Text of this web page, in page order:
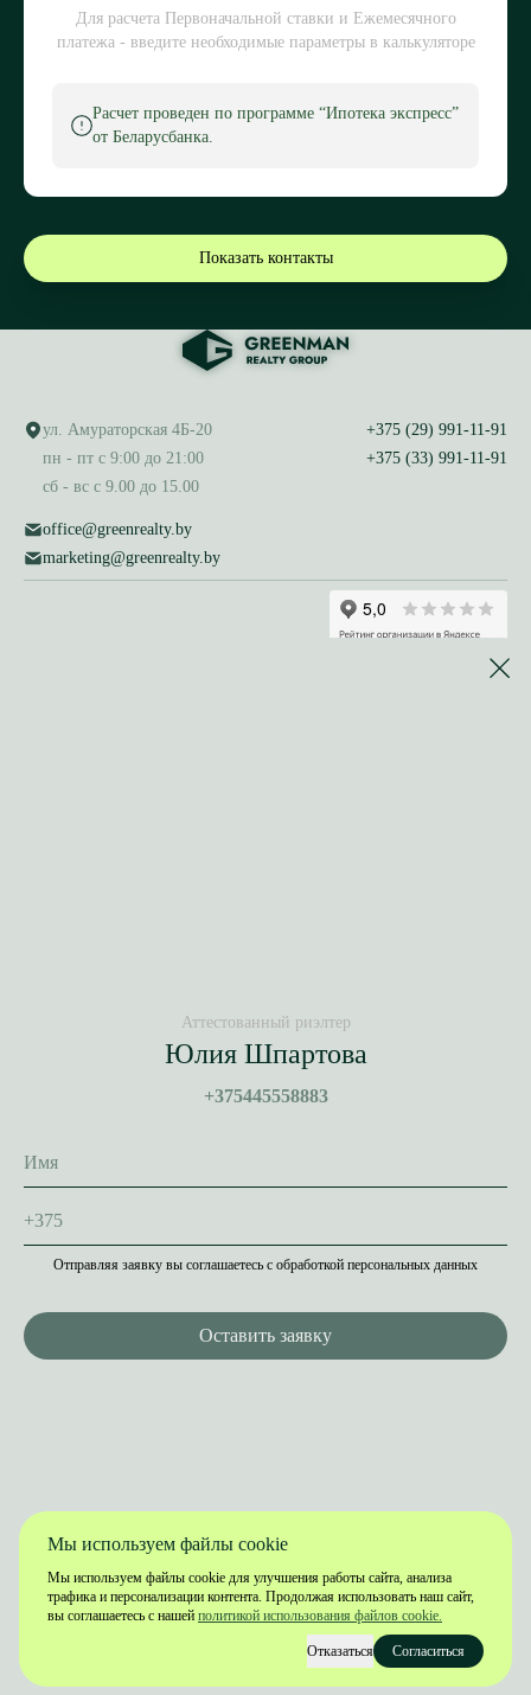
Для расчета Первоначальной ставки и Ежемесячного
платежа - введите необходимые параметры в калькуляторе
Расчет проведен по программе “Ипотека экспресс”
от Беларусбанка.
Показать контакты
ул. Амураторская 4Б-20
пн - пт с 9:00 до 21:00
сб - вс с 9.00 до 15.00
office@greenrealty.by
marketing@greenrealty.by
+375 (29) 991-11-91
+375 (33) 991-11-91
Мы используем файлы cookie
Мы используем файлы cookie для улучшения работы сайта, анализа
трафика и персонализации контента. Продолжая использовать наш сайт,
вы соглашаетесь с нашей политикой использования файлов cookie.
Отказаться Согласиться
Аттестованный риэлтер
Юлия Шпартова
+375445558883
+375
Отправляя заявку вы соглашаетесь с обработкой персональных данных
Оставить заявку